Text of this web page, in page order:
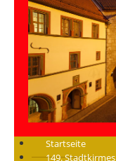
Startseite
149. Stadtkirmes